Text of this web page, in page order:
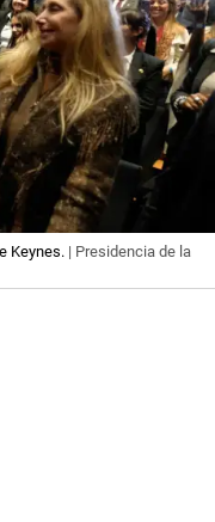
Keynes. | Presidencia de la